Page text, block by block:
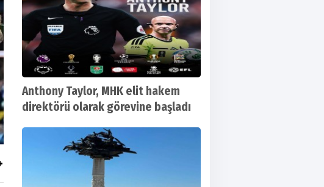
Anthony Taylor, MHK elit hakem
direktörü olarak görevine başladı